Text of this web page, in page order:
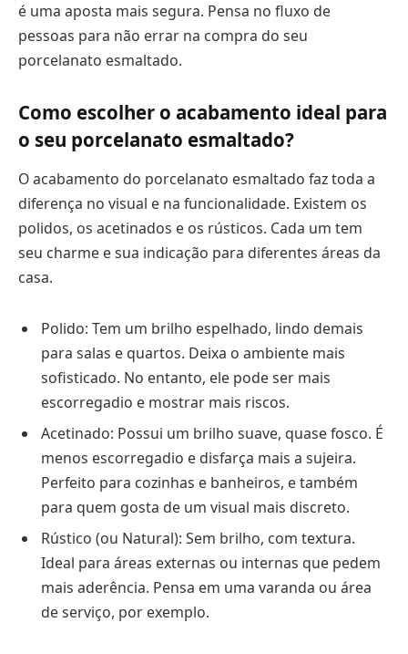
é uma aposta mais segura. Pensa no fluxo de
pessoas para não errar na compra do seu
porcelanato esmaltado.
Como escolher o acabamento ideal para
o seu porcelanato esmaltado?
O acabamento do porcelanato esmaltado faz toda a
diferença no visual e na funcionalidade. Existem os
polidos, os acetinados e os rústicos. Cada um tem
seu charme e sua indicação para diferentes áreas da
casa.
Polido: Tem um brilho espelhado, lindo demais
para salas e quartos. Deixa o ambiente mais
sofisticado. No entanto, ele pode ser mais
escorregadio e mostrar mais riscos.
Acetinado: Possui um brilho suave, quase fosco. É
menos escorregadio e disfarça mais a sujeira.
Perfeito para cozinhas e banheiros, e também
para quem gosta de um visual mais discreto.
Rústico (ou Natural): Sem brilho, com textura.
Ideal para áreas externas ou internas que pedem
mais aderência. Pensa em uma varanda ou área
de serviço, por exemplo.